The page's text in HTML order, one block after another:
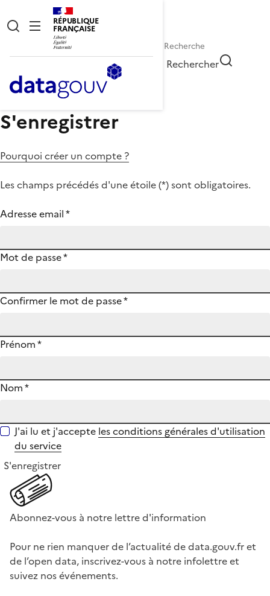
RÉPUBLIQUE
FRANÇAISE
Rechercher
S'enregistrer
Pourquoi créer un compte ?
Les champs précédés d'une étoile (*) sont obligatoires.
Adresse email*
Mot de passe*
Confirmer le mot de passe*
Prénom*
Nom*
J'ai lu et j'accepte les conditions générales d'utilisation
du service
S'enregistrer
Abonnez-vous à notre lettre d'information
Pour ne rien manquer de l’actualité de data.gouv.fr et
de l’open data, inscrivez-vous à notre infolettre et
suivez nos événements.